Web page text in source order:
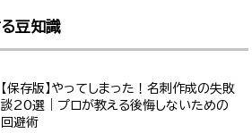
豆知識
【保存版】やってしまった！名刺作成の失敗
談20選｜プロが教える後悔しないための
回避術